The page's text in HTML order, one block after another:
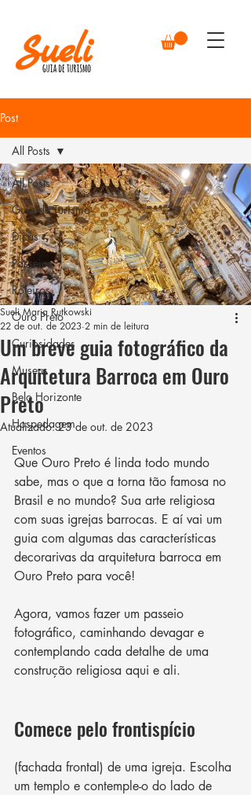
Post
All Posts
Guia de Turismo
Dicas
Passeios
Roteiros
Ouro Preto
Curiosidades
Museus
Belo Horizonte
Hospedagem
Eventos
All Posts
Um breve guia fotográfico da
Arquitetura Barroca em Ouro
Preto
Sueli Maria Rutkowski
22 de out. de 2023 2 min de leitura
Atualizado:23 de out. de 2023
Que Ouro Preto é linda todo mundo
sabe, mas o que a torna tão famosa no
Brasil e no mundo? Sua arte religiosa
com suas igrejas barrocas. E aí vai um
guia com algumas das características
decorarivas da arquitetura barroca em
Ouro Preto para você!
Agora, vamos fazer um passeio
fotográfico, caminhando devagar e
contemplando cada detalhe de uma
construção religiosa aqui e ali.
Comece pelo frontispício
(fachada frontal) de uma igreja. Escolha
um templo e contemple-o do lado de